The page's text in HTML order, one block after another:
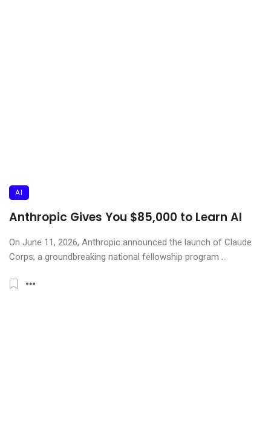
AI
Anthropic Gives You $85,000 to Learn AI
On June 11, 2026, Anthropic announced the launch of Claude
Corps, a groundbreaking national fellowship program ...